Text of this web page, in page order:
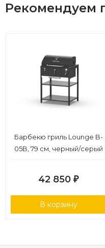
Рекомендуем
Барбекю гриль Lounge B-
05B, 79 см, черный/серый
42 850 ₽
В корзину